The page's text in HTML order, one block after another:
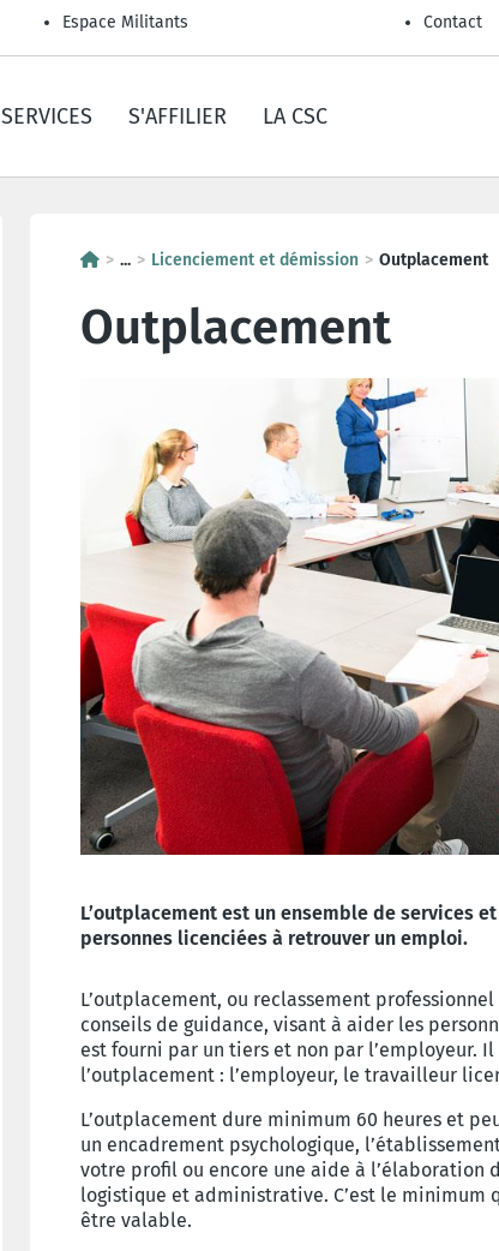
Espace Militants Contact
SERVICES S'AFFILIER LA CSC
... Licenciement et démission Outplacement
Outplacement
L’outplacement est un ensemble de services
personnes licenciées à retrouver un emploi.
L’outplacement, ou reclassement
conseils de guidance, visant à aider les
est fourni par un tiers et non par l’employeur.
l’outplacement : l’employeur, le travailleur
L’outplacement dure minimum 60 heures et
un encadrement psychologique,
votre profil ou encore une aide à l’élaboration
logistique et administrative. C’est le
être valable.